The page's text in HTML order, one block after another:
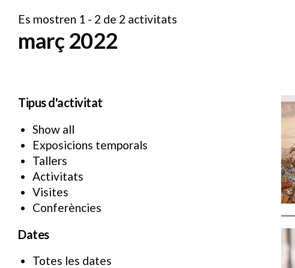
Es mostren 1 - 2 de 2 activitats
març 2022
Tipus d'activitat
Show all
Exposicions temporals
Tallers
Activitats
Visites
Conferències
Dates
Totes les dates